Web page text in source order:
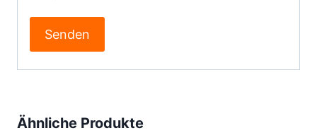
Ähnliche Produkte